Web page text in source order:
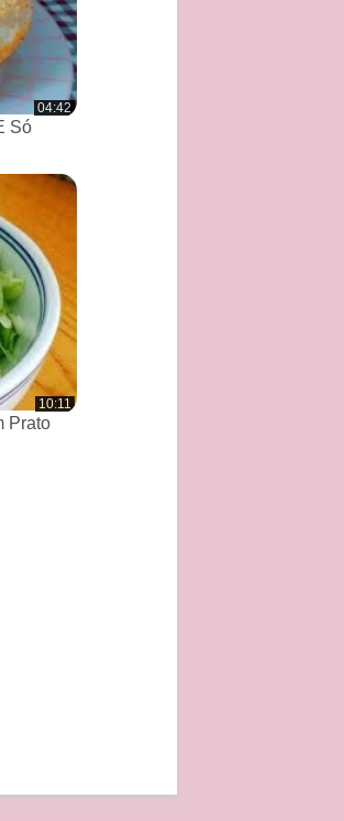
04:42
Só
10:11
Prato